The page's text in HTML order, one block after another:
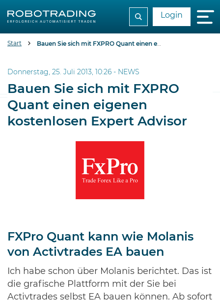
Login
Start Bauen Sie sich mit FXPRO Quant einen eigenen kostenlosen Expert Advisor
Donnerstag, 25. Juli 2013, 10:26 - NEWS
Bauen Sie sich mit FXPRO
Quant einen eigenen
kostenlosen Expert Advisor
FXPro Quant kann wie Molanis
von Activtrades EA bauen
Ich habe schon über Molanis berichtet. Das ist
die grafische Plattform mit der Sie bei
Activtrades selbst EA bauen können. Ab sofort